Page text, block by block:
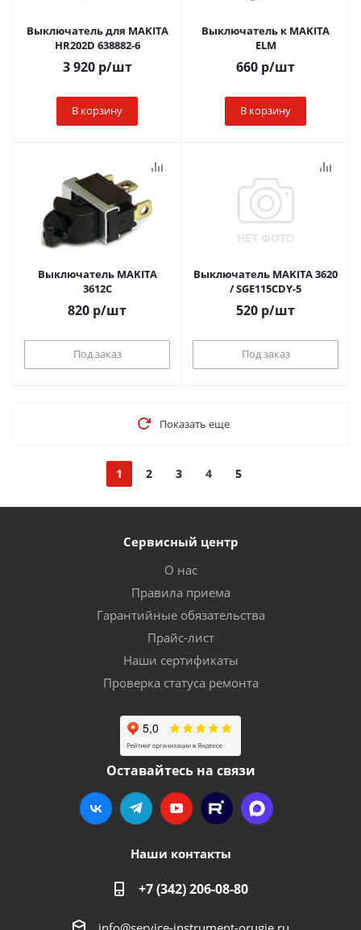
Выключатель для MAKITA
HR202D 638882-6
3 920р/шт
В корзину
Выключатель к MAKITA
ELM
660 р/шт
В корзину
Выключатель MAKITA
3612C
820 р/шт
Под заказ
Выключатель MAKITA 3620
/ SGE115CDY-5
520 р/шт
Под заказ
Показать еще
1 2 3 4 5
Сервисный центр
О нас
Правила приема
Гарантийные обязательства
Прайс-лист
Наши сертификаты
Проверка статуса ремонта
Оставайтесь на связи
Наши контакты
+7 (342) 206-08-80